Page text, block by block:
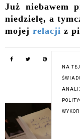
Już niebawem
niedzielę, a
mojej relacji z
NA